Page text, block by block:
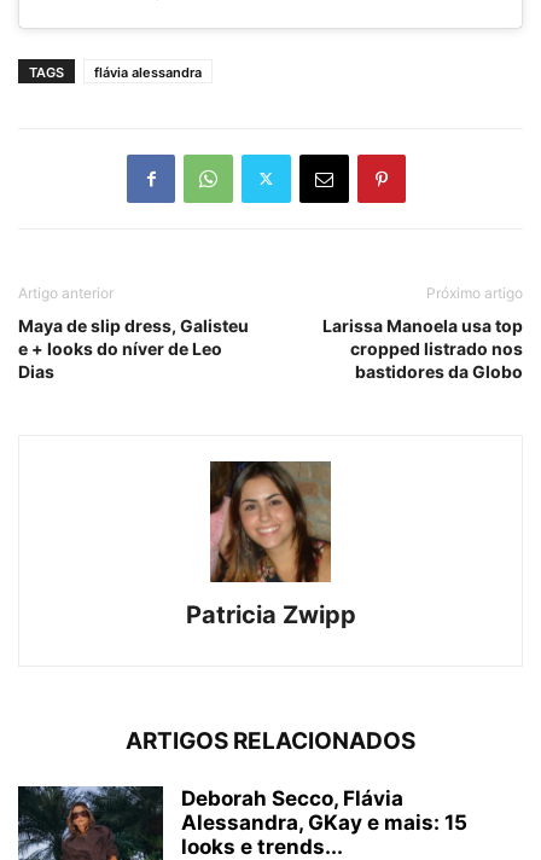
TAGS flávia alessandra
Artigo anterior
Maya de slip dress, Galisteu
e + looks do níver de Leo
Dias
Próximo artigo
Larissa Manoela usa top
cropped listrado nos
bastidores da Globo
Patricia Zwipp
ARTIGOS RELACIONADOS
Deborah Secco, Flávia
Alessandra, GKay e mais: 15
looks e trends...